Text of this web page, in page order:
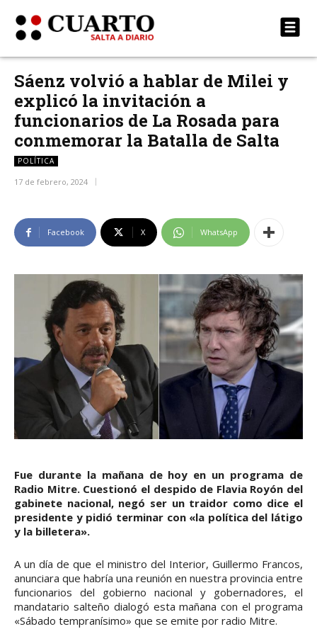
Sáenz volvió a hablar de Milei y
explicó la invitación a
funcionarios de La Rosada para
conmemorar la Batalla de Salta
POLÍTICA
17 de febrero, 2024
Facebook X WhatsApp
Fue durante la mañana de hoy en un programa de
Radio Mitre. Cuestionó el despido de Flavia Royón del
gabinete nacional, negó ser un traidor como dice el
presidente y pidió terminar con «la política del látigo
y la billetera».
A un día de que el ministro del Interior, Guillermo Francos,
anunciara que habría una reunión en nuestra provincia entre
funcionarios del gobierno nacional y gobernadores, el
mandatario salteño dialogó esta mañana con el programa
«Sábado tempranísimo» que se emite por radio Mitre.